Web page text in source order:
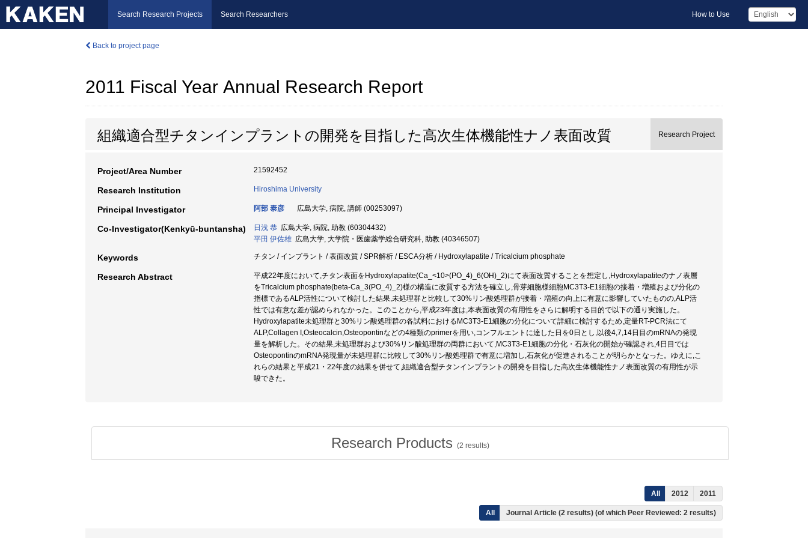
Search Research Projects Search Researchers How to Use
Back to project page
2011 Fiscal Year Annual Research Report
組織適合型チタンインプラントの開発を目指した高次生体機能性ナノ表面改質 Research Project
Project/Area Number 21592452
Research Institution Hiroshima University
Principal Investigator 阿部 泰彦 広島大学, 病院, 講師 (00253097)
Co-Investigator(Kenkyū-buntansha) 日浅 恭 広島大学, 病院, 助教 (60304432)
平田 伊佐雄 広島大学, 大学院・医歯薬学総合研究科, 助教 (40346507)
Keywords チタン / インプラント / 表面改質 / SPR解析 / ESCA分析 / Hydroxylapatite / Tricalcium phosphate
Research Abstract
平成22年度において,チタン表面をHydroxylapatite(Ca_<10>(PO_4)_6(OH)_2)にて表面改質することを想定し,Hydroxylapatiteのナノ表層
をTricalcium phosphate(beta-Ca_3(PO_4)_2)様の構造に改質する方法を確立し,骨芽細胞様細胞MC3T3-E1細胞の接着・増殖および分化の
指標であるALP活性について検討した結果,未処理群と比較して30%リン酸処理群が接着・増殖の向上に有意に影響していたものの,ALP活
性では有意な差が認められなかった。このことから,平成23年度は,本表面改質の有用性をさらに解明する目的で以下の通り実施した。
Hydroxylapatite未処理群と30%リン酸処理群の各試料におけるMC3T3-E1細胞の分化について詳細に検討するため,定量RT-PCR法にて
ALP,Collagen I,Osteocalcin,Osteopontinなどの4種類のprimerを用い,コンフルエントに達した日を0日とし,以後4,7,14日目のmRNAの発現
量を解析した。その結果,未処理群および30%リン酸処理群の両群において,MC3T3-E1細胞の分化・石灰化の開始が確認され,4日目では
OsteopontinのmRNA発現量が未処理群に比較して30%リン酸処理群で有意に増加し,石灰化が促進されることが明らかとなった。ゆえに,こ
れらの結果と平成21・22年度の結果を併せて,組織適合型チタンインプラントの開発を目指した高次生体機能性ナノ表面改質の有用性が示
唆できた。
Research Products (2 results)
All 2012 2011
All Journal Article (2 results) (of which Peer Reviewed: 2 results)